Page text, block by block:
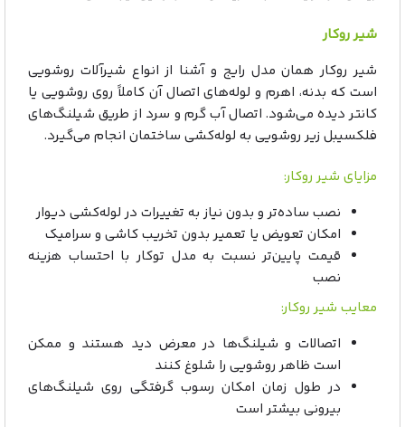
شیر روکار
شیر روکار همان مدل رایج و آشنا از انواع شیرآلات روشویی
است که بدنه، اهرم و لوله‌های اتصال آن کاملاً روی روشویی یا
کانتر دیده می‌شود. اتصال آب گرم و سرد از طریق شیلنگ‌های
فلکسیبل زیر روشویی به لوله‌کشی ساختمان انجام می‌گیرد.
مزایای شیر روکار:
نصب ساده‌تر و بدون نیاز به تغییرات در لوله‌کشی دیوار
امکان تعویض یا تعمیر بدون تخریب کاشی و سرامیک
قیمت پایین‌تر نسبت به مدل توکار با احتساب هزینه
نصب
معایب شیر روکار:
اتصالات و شیلنگ‌ها در معرض دید هستند و ممکن
است ظاهر روشویی را شلوغ کنند
در طول زمان امکان رسوب‌ گرفتگی روی شیلنگ‌های
بیرونی بیشتر است